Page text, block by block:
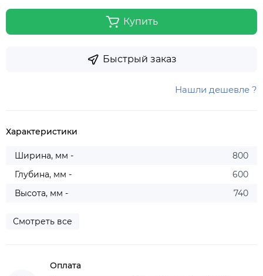
Купить
Быстрый заказ
Нашли дешевле ?
Характеристики
Ширина, мм -
800
Глубина, мм -
600
Высота, мм -
740
Смотреть все
Оплата